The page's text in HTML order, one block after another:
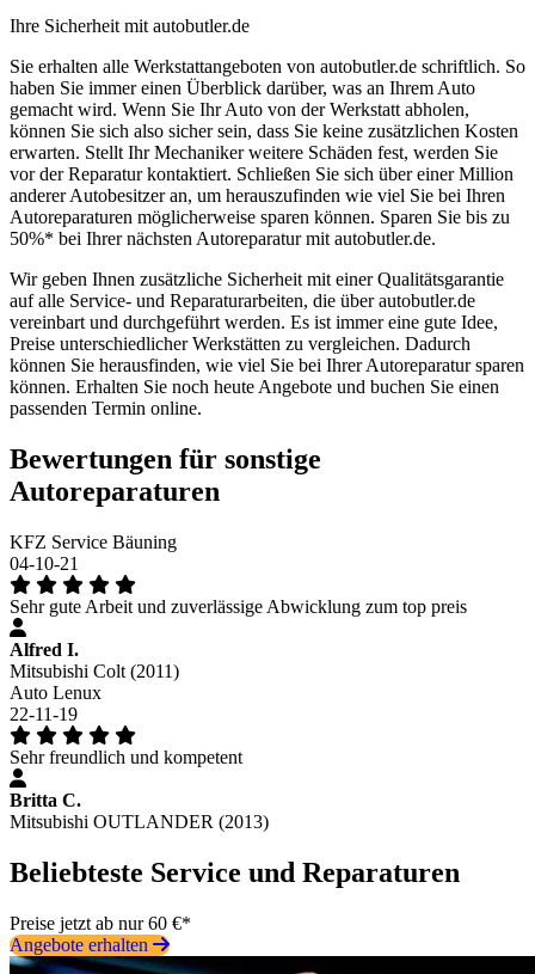
Ihre Sicherheit mit autobutler.de
Sie erhalten alle Werkstattangeboten von autobutler.de schriftlich. So
haben Sie immer einen Überblick darüber, was an Ihrem Auto
gemacht wird. Wenn Sie Ihr Auto von der Werkstatt abholen,
können Sie sich also sicher sein, dass Sie keine zusätzlichen Kosten
erwarten. Stellt Ihr Mechaniker weitere Schäden fest, werden Sie
vor der Reparatur kontaktiert. Schließen Sie sich über einer Million
anderer Autobesitzer an, um herauszufinden wie viel Sie bei Ihren
Autoreparaturen möglicherweise sparen können. Sparen Sie bis zu
50%* bei Ihrer nächsten Autoreparatur mit autobutler.de.
Wir geben Ihnen zusätzliche Sicherheit mit einer Qualitätsgarantie
auf alle Service- und Reparaturarbeiten, die über autobutler.de
vereinbart und durchgeführt werden. Es ist immer eine gute Idee,
Preise unterschiedlicher Werkstätten zu vergleichen. Dadurch
können Sie herausfinden, wie viel Sie bei Ihrer Autoreparatur sparen
können. Erhalten Sie noch heute Angebote und buchen Sie einen
passenden Termin online.
Bewertungen für sonstige
Autoreparaturen
KFZ Service Bäuning
04-10-21
Sehr gute Arbeit und zuverlässige Abwicklung zum top preis
Alfred I.
Mitsubishi Colt (2011)
Auto Lenux
22-11-19
Sehr freundlich und kompetent
Britta C.
Mitsubishi OUTLANDER (2013)
Beliebteste Service und Reparaturen
Preise jetzt ab nur 60 €*
Angebote erhalten